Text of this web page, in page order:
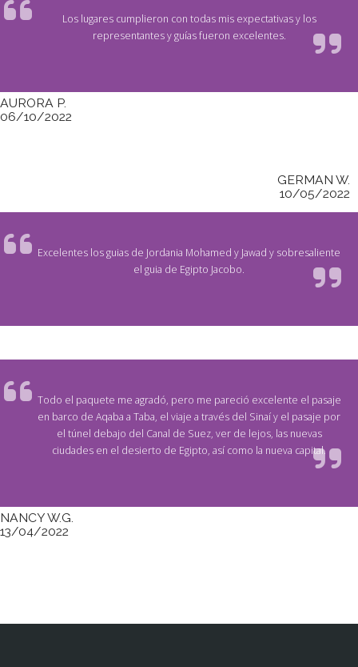
Los lugares cumplieron con todas mis expectativas y los
representantes y guías fueron excelentes.
AURORA P.
06/10/2022
GERMAN W.
10/05/2022
Excelentes los guias de Jordania Mohamed y Jawad y sobresaliente
el guia de Egipto Jacobo.
Todo el paquete me agradó, pero me pareció excelente el pasaje
en barco de Aqaba a Taba, el viaje a través del Sinaí y el pasaje por
el túnel debajo del Canal de Suez, ver de lejos, las nuevas
ciudades en el desierto de Egipto, así como la nueva capital.
NANCY W.G.
13/04/2022